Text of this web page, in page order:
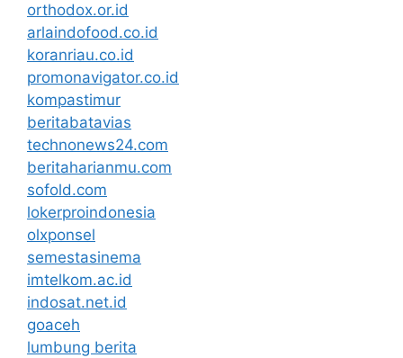
orthodox.or.id
arlaindofood.co.id
koranriau.co.id
promonavigator.co.id
kompastimur
beritabatavias
technonews24.com
beritaharianmu.com
sofold.com
lokerproindonesia
olxponsel
semestasinema
imtelkom.ac.id
indosat.net.id
goaceh
lumbung berita